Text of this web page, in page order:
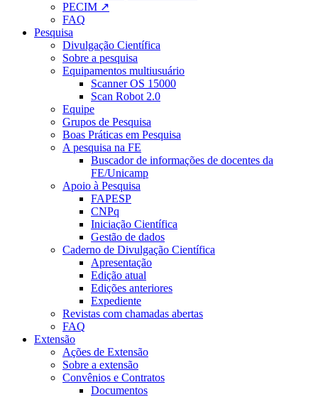
PECIM ↗
FAQ
Pesquisa
Divulgação Científica
Sobre a pesquisa
Equipamentos multiusuário
Scanner OS 15000
Scan Robot 2.0
Equipe
Grupos de Pesquisa
Boas Práticas em Pesquisa
A pesquisa na FE
Buscador de informações de docentes da
FE/Unicamp
Apoio à Pesquisa
FAPESP
CNPq
Iniciação Científica
Gestão de dados
Caderno de Divulgação Científica
Apresentação
Edição atual
Edições anteriores
Expediente
Revistas com chamadas abertas
FAQ
Extensão
Ações de Extensão
Sobre a extensão
Convênios e Contratos
Documentos